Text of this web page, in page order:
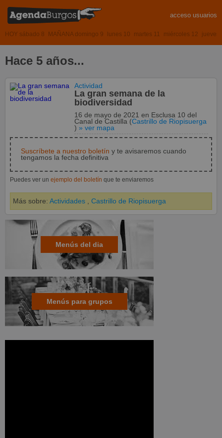
acceso usuarios
HOY sábado 8 MAÑANA domingo 9 lunes 10 martes 11 miércoles 12 jueves
Hace 5 años...
Actividad
La gran semana de la
biodiversidad
16 de mayo de 2021en Esclusa 10 del
Canal de Castilla (Castrillo de Riopisuerga
) » ver mapa
Suscríbete a nuestro boletín y te avisaremos cuando
tengamos la fecha definitiva
Puedes ver un ejemplo del boletín que te enviaremos
Más sobre: Actividades Castrillo de Riopisuerga
Menús del dia
Menús para grupos